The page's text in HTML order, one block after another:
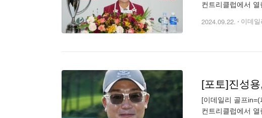
컨트리클럽에서
2024.09.22. 이데일
[포토]진성
[이데일리 골프
컨트리클럽에서